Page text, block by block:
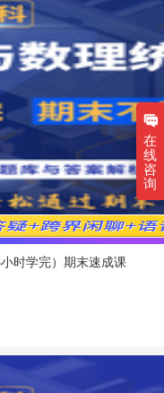
时学完）期末速成课
在
线
咨
询